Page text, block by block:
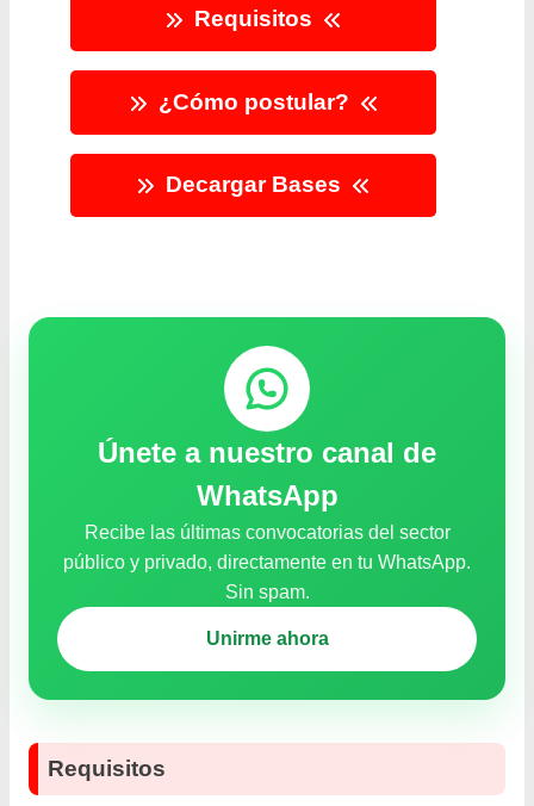
Requisitos
¿Cómo postular?
Decargar Bases
Únete a nuestro canal de
WhatsApp
Recibe las últimas convocatorias del sector
público y privado, directamente en tu WhatsApp.
Sin spam.
Unirme ahora
Requisitos